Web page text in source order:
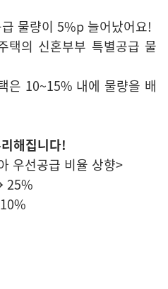
물량이 5%p 늘어났어요!
택의 신혼부부 특별공급 물
은 10~15% 내에 물량을 배
해집니다!
우선공급 비율 상향>
25%